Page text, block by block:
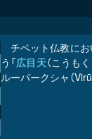
チベット仏教にお
う「広目天（こうも
ルーパークシャ（